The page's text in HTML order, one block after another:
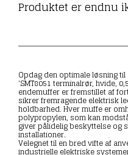
Produktet er endnu
Opdag den optimale løsning
'SMT8051 terminalrør, hvide,
endemuffer er fremstillet af
sikrer fremragende elektrisk
holdbarhed. Hver muffe er
polypropylen, som kan
giver pålidelig beskyttelse og
installationer.
Velegnet til en bred vifte af
industrielle elektriske